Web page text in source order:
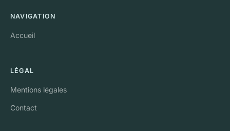
NAVIGATION
Accueil
LÉGAL
Mentions légales
Contact